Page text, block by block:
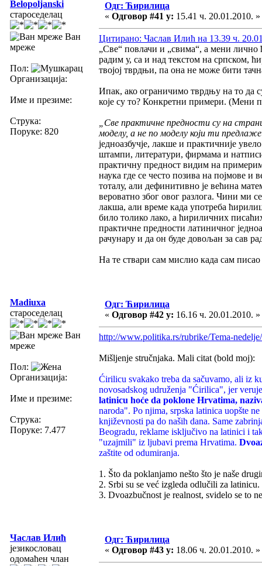
Belopoljanski
староседелац
Ван
мреже
Пол:
Организација:
Име и презиме:
Струка:
Поруке: 820
Одг: Ћирилица
« Одговор #41 у: 15.41 ч. 20.01.2010. »
Цитирано: Часлав Илић на 13.39 ч.
„Све“ повлачи и „свима“, а мени
радим у, са и над текстом на српском,
твојој тврдњи, па она не може бити
Ипак, ако ограничимо тврдњу на то да
које су то? Конкретни примери. (Мени
„Све практичне предности су на
моделу, а не по моделу који ти
једноазбучје, лакше и практичније
штампи, литератури, фирмама и
практичну предност видим на
наука где се често позива на појмове и
тоталу, али дефинитивно је већина
вероватно због овог разлога. Чини ми
лакша, али време када употреба
било толико лако, а ћириличних
практичне предности латиничног
рачунару и да он буде довољан за сав
На те ствари сам мислио када сам
Madiuxa
староседелац
Ван
мреже
Пол:
Организација:
Име и презиме:
Струка:
Поруке: 7.477
Одг: Ћирилица
« Одговор #42 у: 16.16 ч. 20.01.2010. »
http://www.politika.rs/rubrike/Tema-
Mišljenje stručnjaka. Mali citat (bold moj):
Ćirilicu svakako treba da sačuvamo, ali iz
novosadskog udruženja "Ćirilica", jer
latinicu hoće da poklone Hrvatima,
naroda". Po njima, srpska latinica uopšte
književnosti pa do naših dana. Same
Beogradu, reklame isključivo na latinici i
"uzajmili" iz ljubavi prema Hrvatima.
zaštite od odumiranja.
1. Što da poklanjamo nešto što je naše
2. Srbi su se već izgleda odlučili za
3. Dvoazbučnost je realnost, svidelo se to
Часлав Илић
језикословац
одомаћен члан
Одг: Ћирилица
« Одговор #43 у: 18.06 ч. 20.01.2010. »